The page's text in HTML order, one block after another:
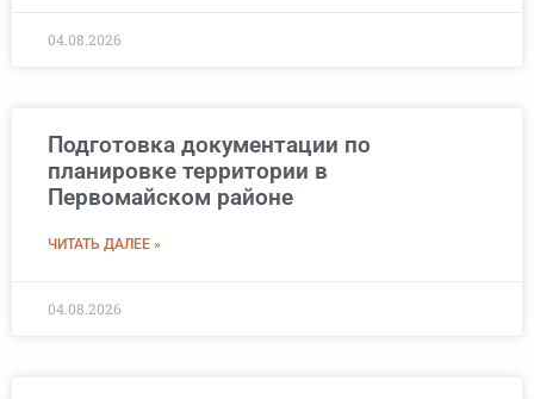
04.08.2026
Подготовка документации по
планировке территории в
Первомайском районе
ЧИТАТЬ ДАЛЕЕ »
04.08.2026